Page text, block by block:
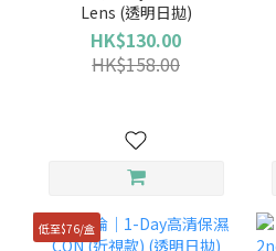
Lens (透明日拋)
HK$130.00
HK$158.00
低至$76/盒